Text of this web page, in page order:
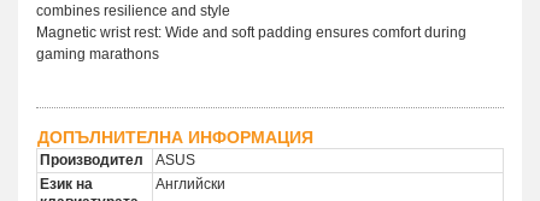
combines resilience and style
Magnetic wrist rest: Wide and soft padding ensures comfort during
gaming marathons
ДОПЪЛНИТЕЛНА ИНФОРМАЦИЯ
Производител
ASUS
Език на
Английски